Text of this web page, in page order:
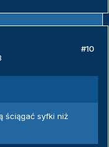
#10
ściągać syfki niż